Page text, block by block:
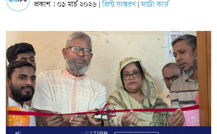
প্রকাশ : ০১ মার্চ ২০২৬ প্রিন্ট সংস্করণ ফটো কার্ড